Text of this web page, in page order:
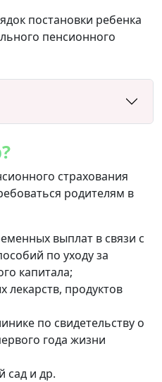
постановки ребенка
пенсионного
страхования
родителям в
выплат в связи с
по уходу за
капитала;
лекарств, продуктов
по свидетельству о
года жизни
сад и др.